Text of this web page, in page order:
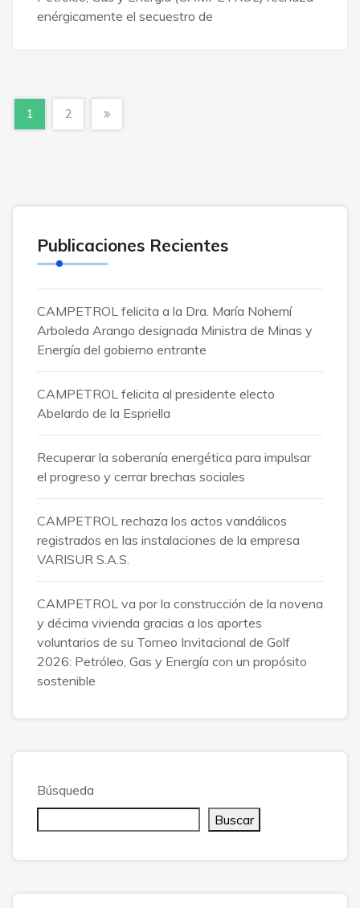
enérgicamente el secuestro de
1 2
Publicaciones Recientes
CAMPETROL felicita a la Dra. María Nohemí
Arboleda Arango designada Ministra de Minas y
Energía del gobierno entrante
CAMPETROL felicita al presidente electo
Abelardo de la Espriella
Recuperar la soberanía energética para impulsar
el progreso y cerrar brechas sociales
CAMPETROL rechaza los actos vandálicos
registrados en las instalaciones de la empresa
VARISUR S.A.S.
CAMPETROL va por la construcción de la novena
y décima vivienda gracias a los aportes
voluntarios de su Torneo Invitacional de Golf
2026: Petróleo, Gas y Energía con un propósito
sostenible
Búsqueda
Buscar